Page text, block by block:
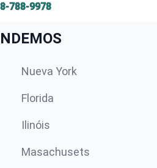
788-9978
Nueva York
Florida
Ilinóis
Masachusets